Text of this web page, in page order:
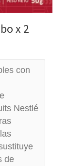
x 2
con
Nestlé
de